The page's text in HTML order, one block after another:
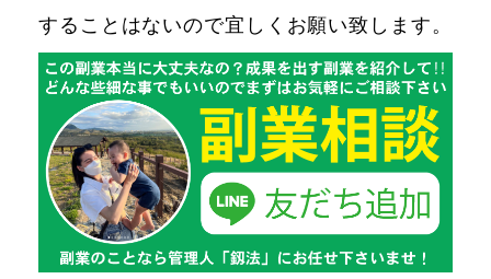
することはないので宜しくお願い致します。